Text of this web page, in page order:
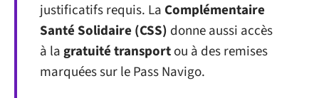
justificatifs requis. La Complémentaire
Santé Solidaire (CSS) donne aussi accès
à lagratuité transportou à des remises
marquées sur le Pass Navigo.